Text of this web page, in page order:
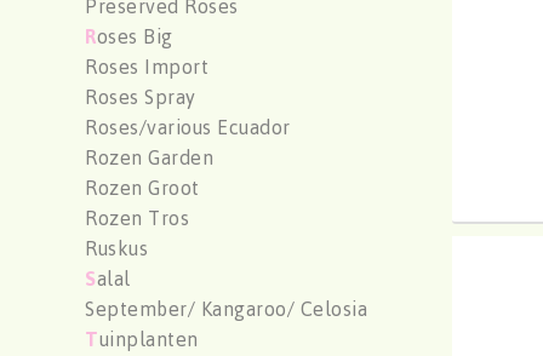
Preserved Roses
Roses Big
Roses Import
Roses Spray
Roses/various Ecuador
Rozen Garden
Rozen Groot
Rozen Tros
Ruskus
Salal
September/ Kangaroo/ Celosia
Tuinplanten
U
U